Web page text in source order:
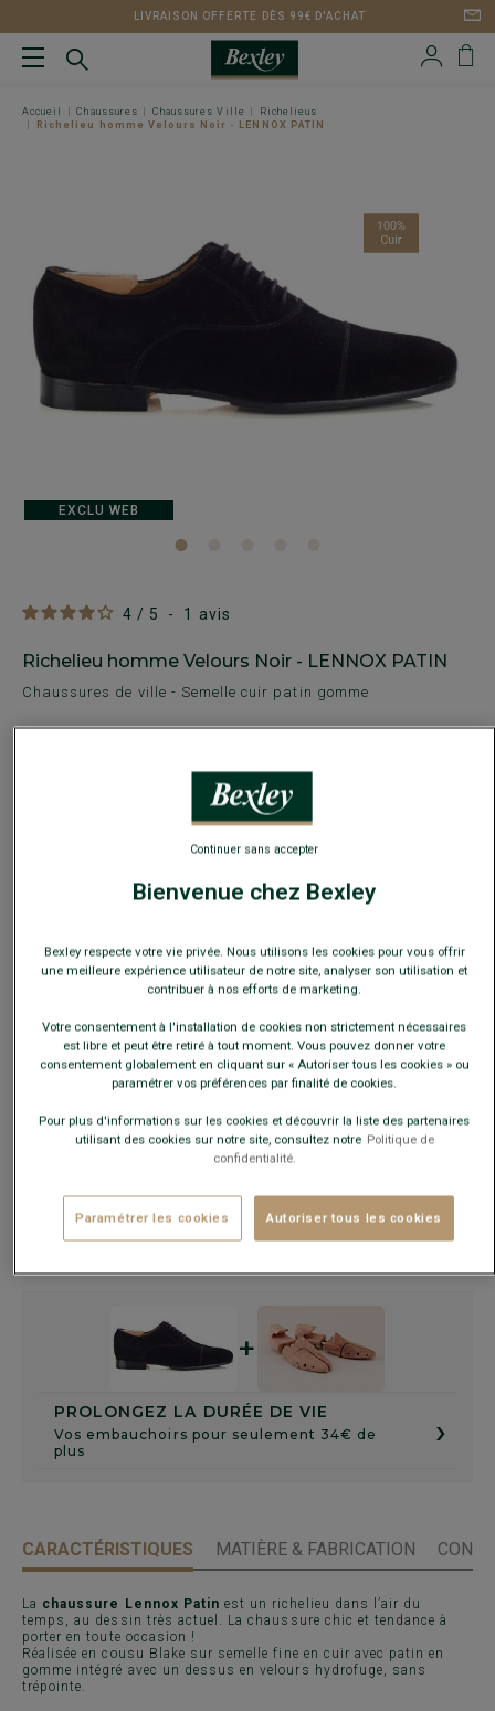
LIVRAISON OFFERTE DÈS 99€ D'ACHAT
Accueil Chaussures Chaussures Ville
Richelieus
Richelieu homme Velours Noir - LENNOX PATIN
4 / 5 - 1 avis
Richelieu homme Velours Noir - LENNOX PATIN
Chaussures de ville - Semelle cuir patin gomme
169,00 €
sur la 2e paire ville ou détente au choix
Payez en plusieurs fois dès 199€ d'achat
COULEURS DISPONIBLES
Guide des tailles
+ AJOUTER AU PANIER
Livré en 24h ouvrées avec Chronopost Express
PROLONGEZ LA DURÉE DE VIE
Vos embauchoirs pour seulement 34€ de
plus
›
+
EXCLU WEB
CARACTÉRISTIQUES MATIÈRE & FABRICATION
La chaussure Lennox Patin est un richelieu dans l’air du
temps, au dessin très actuel. La chaussure chic et tendance à
porter en toute occasion !
Réalisée en cousu Blake sur semelle fine en cuir avec patin en
gomme intégré avec un dessus en velours hydrofuge, sans
trépointe.
Bienvenue chez Bexley
Bexley respecte votre vie privée. Nous utilisons les cookies pour vous offrir
une meilleure expérience utilisateur de notre site, analyser son utilisation et
contribuer à nos efforts de marketing.
Votre consentement à l'installation de cookies non strictement nécessaires
est libre et peut être retiré à tout moment. Vous pouvez donner votre
consentement globalement en cliquant sur « Autoriser tous les cookies » ou
paramétrer vos préférences par finalité de cookies.
Pour plus d'informations sur les cookies et découvrir la liste des partenaires
utilisant des cookies sur notre site, consultez notre Politique de
confidentialité.
Paramétrer les cookies Autoriser tous les cookies
Continuer sans accepter